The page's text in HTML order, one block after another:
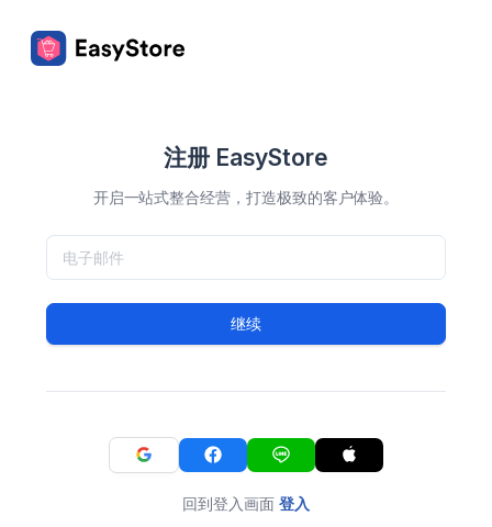
注册 EasyStore
开启一站式整合经营，打造极致的客户体验。
继续
回到登入画面 登入